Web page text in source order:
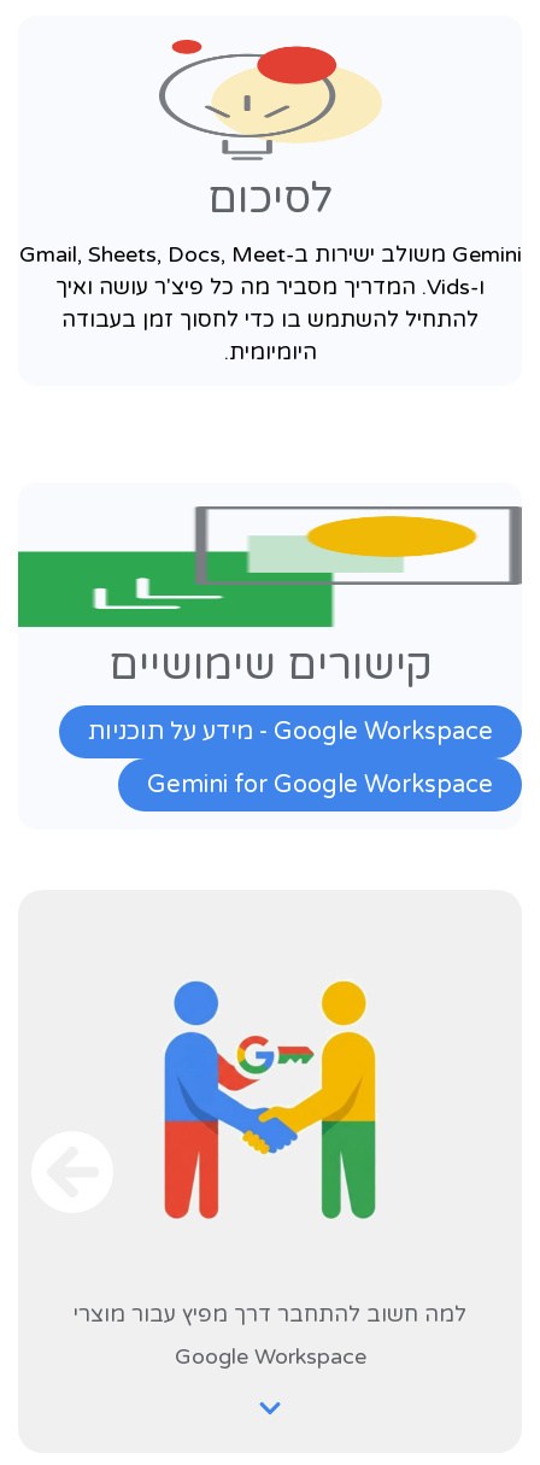
לסיכום
Gemini משולב ישירות ב-Gmail, Sheets, Docs, Meet
ו-Vids. המדריך מסביר מה כל פיצ'ר עושה ואיך
להתחיל להשתמש בו כדי לחסוך זמן בעבודה
היומיומית.
קישורים שימושיים
Google Workspace - מידע על תוכניות
Gemini for Google Workspace
למה חשוב להתחבר דרך מפיץ עבור מוצרי
Google Workspace